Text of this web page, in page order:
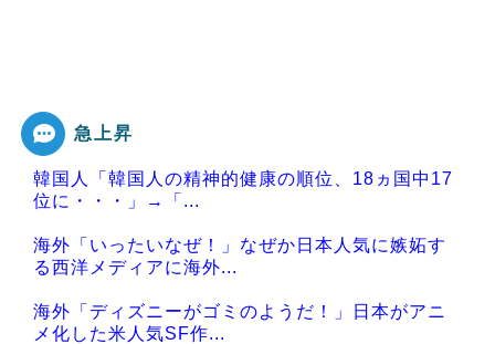
急上昇
韓国人「韓国人の精神的健康の順位、18ヵ国中17
位に・・・」→「...
海外「いったいなぜ！」なぜか日本人気に嫉妬す
る西洋メディアに海外...
海外「ディズニーがゴミのようだ！」日本がアニ
メ化した米人気SF作...